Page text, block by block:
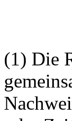
(1) Die